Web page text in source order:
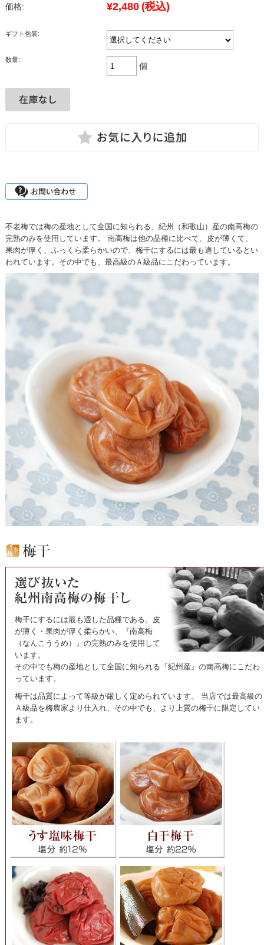
価格: ¥2,480 (税込)
ギフト包装:
数量:
個
不老梅では梅の産地として全国に知られる、紀州（和歌山）産の南高梅の
完熟のみを使用しています。 南高梅は他の品種に比べて、皮が薄くて、
果肉が厚く、ふっくら柔らかいので、梅干にするには最も適しているとい
われています。その中でも、最高級のＡ級品にこだわっています。
梅干にするには最も適した品種である、皮
が薄く・果肉が厚く柔らかい、『南高梅
（なんこううめ）』の完熟のみを使用して
います。
その中でも梅の産地として全国に知られる『紀州産』の南高梅にこだわ
っています。
梅干は品質によって等級が厳しく定められています。 当店では最高級の
Ａ級品を梅農家より仕入れ、その中でも、より上質の梅干に限定してい
ます。